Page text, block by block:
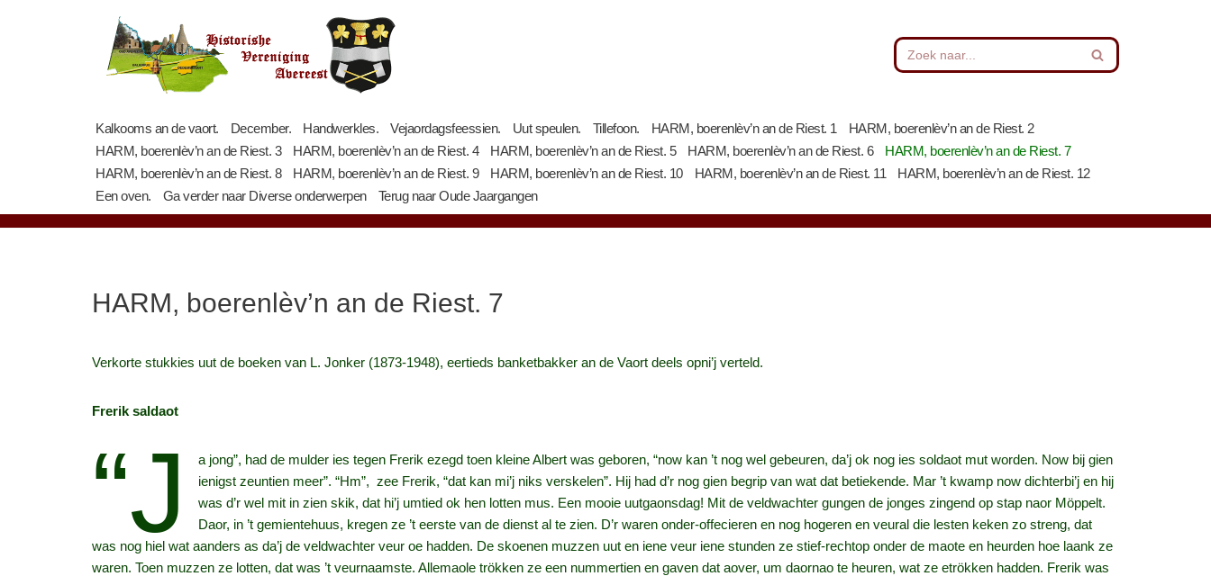
Kalkooms an de vaort.
December. Handwerkles. Vejaordagsfeessien. Uut speulen. Tillefoon. HARM, boerenlèv’n an de Riest. 1
HARM, boerenlèv’n an de Riest. 2
HARM, boerenlèv’n an de Riest. 3
HARM, boerenlèv’n an de Riest. 4 HARM, boerenlèv’n an de Riest. 5 HARM, boerenlèv’n an de Riest. 6
HARM, boerenlèv’n an de Riest. 7
HARM, boerenlèv’n an de Riest. 8
HARM, boerenlèv’n an de Riest. 9 HARM, boerenlèv’n an de Riest. 10 HARM, boerenlèv’n an de Riest. 11
HARM, boerenlèv’n an de Riest. 12
Een oven.
Ga verder naar Diverse onderwerpen Terug naar Oude Jaargangen
HARM, boerenlèv’n an de Riest. 7
Verkorte stukkies uut de boeken van L. Jonker (1873‑1948), eertieds banketbakker an de Vaort deels opni’j verteld.
Frerik saldaot
“J
a jong”, had de mulder ies tegen Frerik ezegd toen kleine Albert was geboren, “now kan ’t nog wel gebeuren, da’j ok nog ies soldaot mut worden. Now bij gien
ienigst zeuntien meer”. “Hm”, zee Frerik, “dat kan mi’j niks verskelen”. Hij had d’r nog gien begrip van wat dat betiekende. Mar ’t kwamp now dichterbi’j en hij
was d’r wel mit in zien skik, dat hi’j umtied ok hen lotten mus. Een mooie uutgaonsdag! Mit de veldwachter gungen de jonges zingend op stap naor Möppelt.
Daor, in ’t gemientehuus, kregen ze ’t eerste van de dienst al te zien. D’r waren onder-offecieren en nog hogeren en veural die lesten keken zo streng, dat
was nog hiel wat aanders as da’j de veldwachter veur oe hadden. De skoenen muzzen uut en iene veur iene stunden ze stief‑rechtop onder de maote en heurden hoe laank ze
waren. Toen muzzen ze lotten, dat was ’t veurnaamste. Allemaole trökken ze een nummertien en gaven dat aover, um daornao te heuren, wat ze etrökken hadden. Frerik was